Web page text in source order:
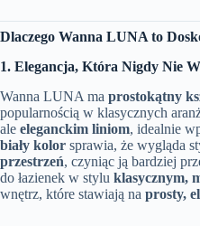
Dlaczego Wanna LUNA to
1. Elegancja, Która Nigdy Nie
Wanna LUNA ma prostokątny
popularnością w klasycznych
ale eleganckim liniom, idealnie
biały kolor sprawia, że wygląda
przestrzeń, czyniąc ją bardziej
do łazienek w stylu klasycznym,
wnętrz, które stawiają na prosty,